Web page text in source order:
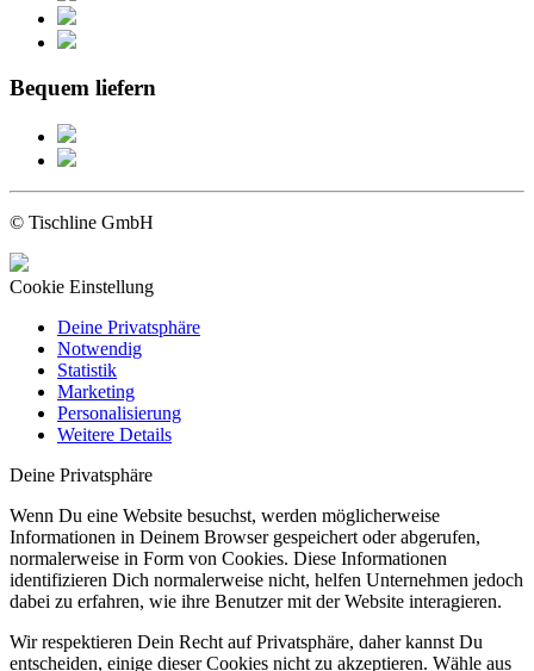
Bequem liefern
© Tischline GmbH
Cookie Einstellung
Deine Privatsphäre
Notwendig
Statistik
Marketing
Personalisierung
Weitere Details
Deine Privatsphäre
Wenn Du eine Website besuchst, werden möglicherweise
Informationen in Deinem Browser gespeichert oder abgerufen,
normalerweise in Form von Cookies. Diese Informationen
identifizieren Dich normalerweise nicht, helfen Unternehmen jedoch
dabei zu erfahren, wie ihre Benutzer mit der Website interagieren.
Wir respektieren Dein Recht auf Privatsphäre, daher kannst Du
entscheiden, einige dieser Cookies nicht zu akzeptieren. Wähle aus